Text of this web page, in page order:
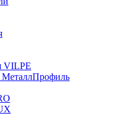
VILPE
МеталлПрофиль